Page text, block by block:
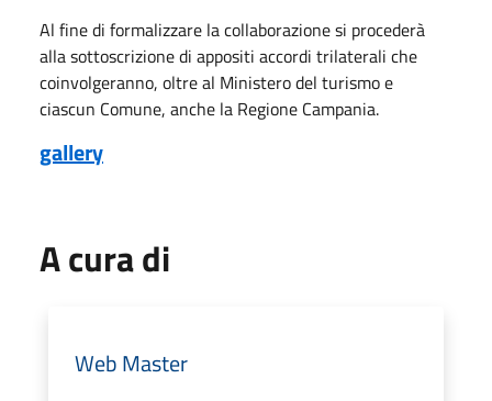
Al fine di formalizzare la collaborazione si procederà
alla sottoscrizione di appositi accordi trilaterali che
coinvolgeranno, oltre al Ministero del turismo e
ciascun Comune, anche la Regione Campania.
gallery
A cura di
Web Master